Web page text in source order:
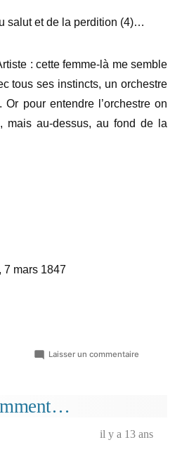
salut et de la perdition (4)…
: cette femme-là me semble
tous ses instincts, un orchestre
pour entendre l’orchestre on
mais au-dessus, au fond de la
7 mars 1847
Laisser un commentaire
il y a 13 ans